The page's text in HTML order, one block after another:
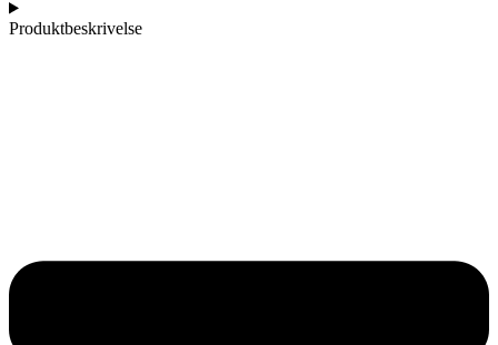
Produktbeskrivelse